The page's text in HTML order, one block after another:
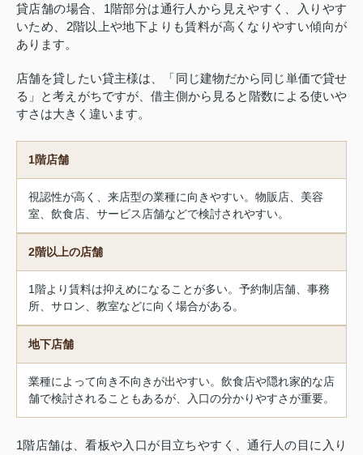
貸店舗の場合、1階部分は通行人から見えやすく、入りやす
いため、2階以上や地下よりも賃料が高くなりやすい傾向が
あります。
店舗を貸したい貸主様は、「同じ建物だから同じ単価で貸せ
る」と考えがちですが、借主側から見ると階数による使いや
すさは大きく違います。
1階店舗
視認性が高く、来店型の業種に向きやすい。物販店、美容
室、飲食店、サービス店舗などで検討されやすい。
2階以上の店舗
1階より賃料は抑えめになることが多い。予約制店舗、事務
所、サロン、教室などに向く場合がある。
地下店舗
業種によって向き不向きが出やすい。飲食店や隠れ家的な店
舗で検討されることもあるが、入口の分かりやすさが重要。
1階店舗は、看板や入口が目立ちやすく、通行人の目に入り